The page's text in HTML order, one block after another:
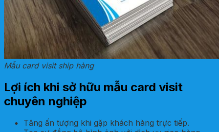
Mẫu card visit ship hàng
Lợi ích khi sở hữu mẫu card visit
chuyên nghiệp
Tăng ấn tượng khi gặp khách hàng trực tiếp.